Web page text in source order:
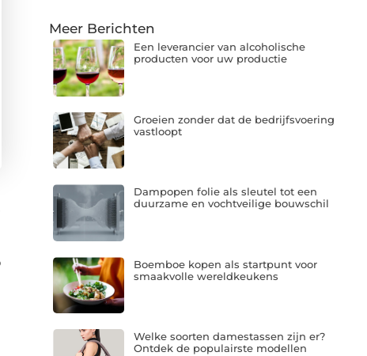
Meer Berichten
Een leverancier van alcoholische
producten voor uw productie
Groeien zonder dat de bedrijfsvoering
vastloopt
Dampopen folie als sleutel tot een
duurzame en vochtveilige bouwschil
Boemboe kopen als startpunt voor
smaakvolle wereldkeukens
Welke soorten damestassen zijn er?
Ontdek de populairste modellen